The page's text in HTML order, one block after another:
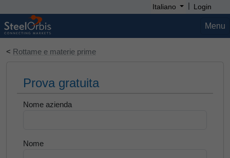
Italiano | Login
Menu
< Rottame e materie prime
Prova gratuita
Nome azienda
Nome